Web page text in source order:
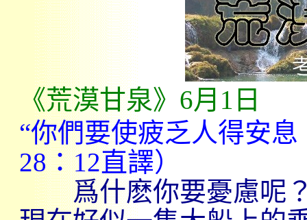
《荒漠甘泉》 6月 1 日
“你們要使疲乏人得安
28：12直譯）
爲什麽你要憂慮呢？